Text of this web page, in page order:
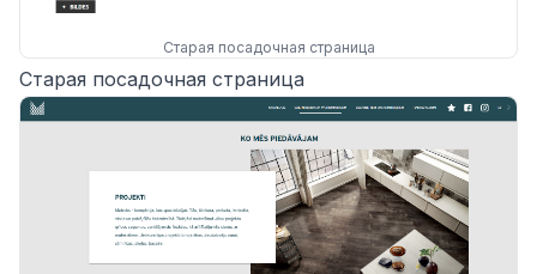
Старая посадочная страница
Старая посадочная страница